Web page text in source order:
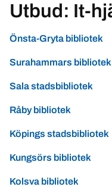
Utbud: It-
Önsta-Gryta bibliotek
Surahammars bibliotek
Sala stadsbibliotek
Råby bibliotek
Köpings stadsbibliotek
Kungsörs bibliotek
Kolsva bibliotek